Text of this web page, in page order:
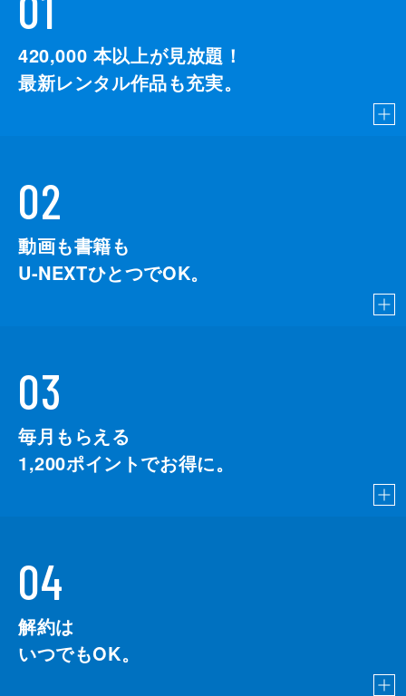
420,000 本以上が見放題！
最新レンタル作品も充実。
02
動画も書籍も
U-NEXTひとつでOK。
03
毎月もらえる
1,200ポイントでお得に。
04
解約は
いつでもOK。